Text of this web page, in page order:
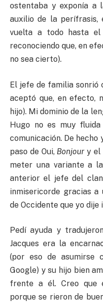
ostentaba y exponía a
auxilio de la perífrasis,
vuelta a todo hasta
reconociendo que, en
no sea cierto).
El jefe de familia sonrió
aceptó que, en efecto,
hijo). Mi dominio de la
Hugo no es muy
comunicación. De hecho
paso de Oui, Bonjour y el
meter una variante a
anterior el jefe del
inmisericorde gracias a
de Occidente que yo
Pedí ayuda y
Jacques era la
(por eso de asumirse
Google) y su hijo bien
frente a él. Creo que
porque se rieron de